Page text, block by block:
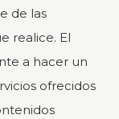
de las
realice. El
a hacer un
ofrecidos